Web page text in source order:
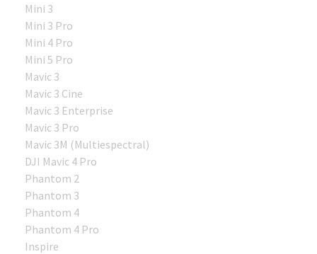
Mini 3
Mini 3 Pro
Mini 4 Pro
Mini 5 Pro
Mavic 3
Mavic 3 Cine
Mavic 3 Enterprise
Mavic 3 Pro
Mavic 3M (Multiespectral)
DJI Mavic 4 Pro
Phantom 2
Phantom 3
Phantom 4
Phantom 4 Pro
Inspire